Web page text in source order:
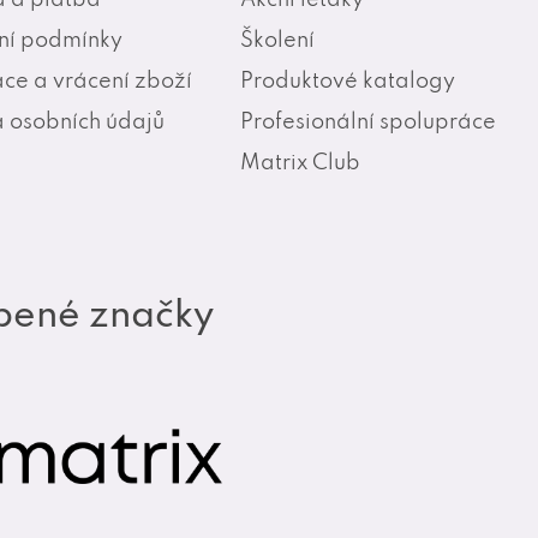
podmínky
a vrácení zboží
osobních údajů
Školení
Produktové katalogy
Profesionální spolupráce
Matrix Club
značky